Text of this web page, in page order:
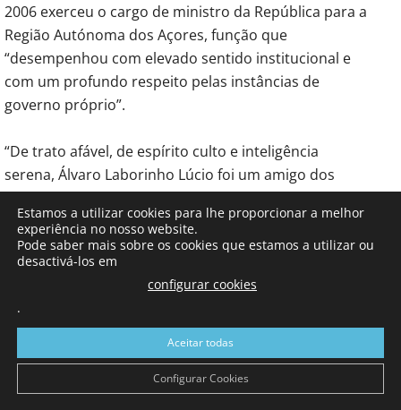
2006 exerceu o cargo de ministro da República para a
Região Autónoma dos Açores, função que
“desempenhou com elevado sentido institucional e
com um profundo respeito pelas instâncias de
governo próprio”.
“De trato afável, de espírito culto e inteligência
serena, Álvaro Laborinho Lúcio foi um amigo dos
Açores e um açoriano de coração. Recordá-lo é
celebrar um humanista que acreditava no poder da
palavra, na força da justiça e no valor da participação
cívica como instrumentos de progresso coletivo”,
referiu o chefe do executivo açoriano de coligação.
Nos Açores, “deixou o exemplo de um homem de
diálogo, atento às pessoas e às realidades de cada
ilha, amigo da autonomia e da cidadania açoriana,
Estamos a utilizar cookies para lhe proporcionar a melhor
experiência no nosso website.
Pode saber mais sobre os cookies que estamos a utilizar ou
desactivá-los em
configurar cookies
.
Aceitar todas
Configurar Cookies